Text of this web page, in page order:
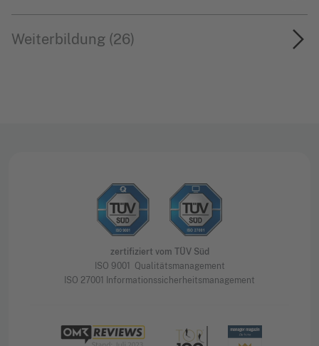
Weiterbildung (26)
zertifiziert vom TÜV Süd
ISO 9001 Qualitätsmanagement
ISO 27001 Informationssicherheitsmanagement